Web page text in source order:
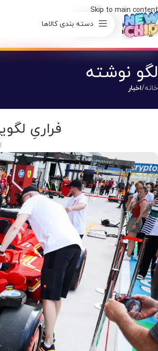
Skip to main content
دسته بندی کالاها
لگو نوشته
خانه/اخبار
فراریِ